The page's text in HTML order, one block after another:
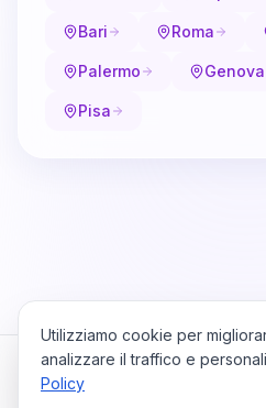
Bari Roma
Palermo Genova
Pisa
Utilizziamo cookie per
analizzare il traffico e
Policy